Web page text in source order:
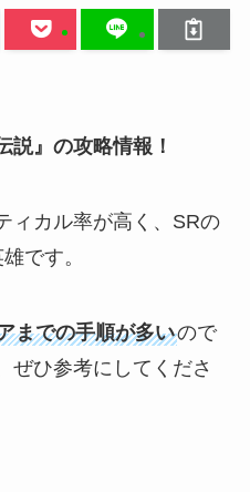
説』の攻略情報！
ィカル率が高く、SRの
です。
までの手順が多いので
ぜひ参考にしてくださ